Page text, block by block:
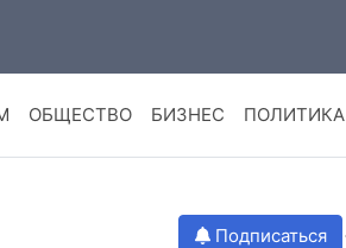
ОБЩЕСТВО БИЗНЕС ПОЛИТИКА
Подписаться